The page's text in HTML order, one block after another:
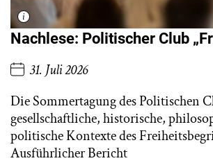
Nachlese: Politischer Club
31. Juli 2026
Die Sommertagung des Politischen
gesellschaftliche, historische,
politische Kontexte des
Ausführlicher Bericht